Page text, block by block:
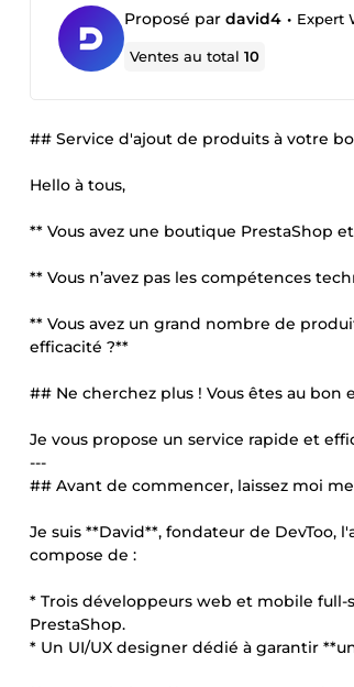
Proposé par david4 • Expert
Ventes au total10
## Service d'ajout de produits à votre
Hello à tous,
** Vous avez une boutique PrestaShop
** Vous n’avez pas les compétences
** Vous avez un grand nombre de
efficacité ?**
## Ne cherchez plus ! Vous êtes au bon
Je vous propose un service rapide et
---
## Avant de commencer, laissez moi
Je suis **David**, fondateur de
compose de :
* Trois développeurs web et mobile full-
PrestaShop.
* Un UI/UX designer dédié à garantir